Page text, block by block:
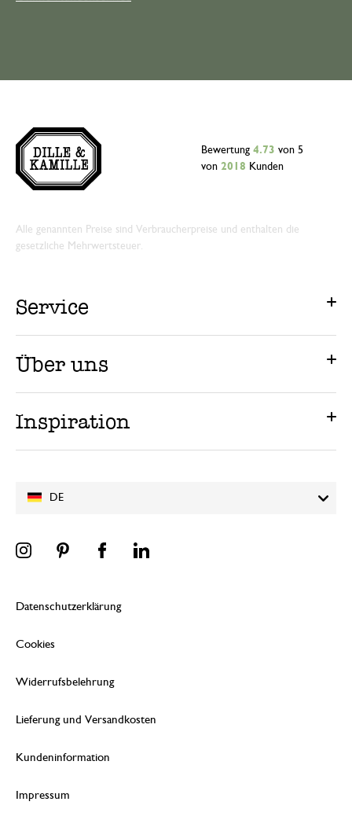
DE
Bewertung 4.73 von 5
von 2018 Kunden
Alle genannten Preise sind Verbraucherpreise und enthalten die
gesetzliche Mehrwertsteuer.
Service
Über uns
Inspiration
Datenschutzerklärung
Cookies
Widerrufsbelehrung
Lieferung und Versandkosten
Kundeninformation
Impressum